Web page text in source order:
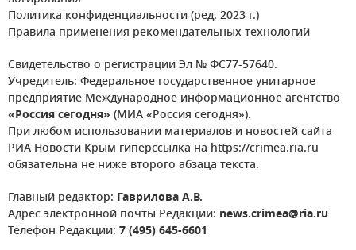
Политика конфиденциальности (ред. 2023 г.)
Правила применения рекомендательных технологий
Свидетельство о регистрации Эл № ФС77-57640.
Учредитель: Федеральное государственное унитарное
предприятие Международное информационное агентство
«Россия сегодня» (МИА «Россия сегодня»).
При любом использовании материалов и новостей сайта
РИА Новости Крым гиперссылка на https://crimea.ria.ru
обязательна не ниже второго абзаца текста.
Главный редактор: Гаврилова А.В.
Адрес электронной почты Редакции: news.crimea@ria.ru
Телефон Редакции: 7 (495) 645-6601